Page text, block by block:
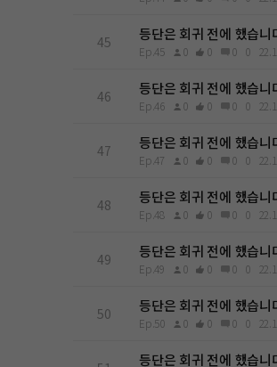
45 등단은 회귀 전에 했습니
Ep.45 0 0 0 0
46 등단은 회귀 전에 했습니
Ep.46 0 0 0 0
47 등단은 회귀 전에 했습니
Ep.47 0 0 0 0
48 등단은 회귀 전에 했습니
Ep.48 0 0 0 0
49 등단은 회귀 전에 했습니
Ep.49 0 0 0 0
50 등단은 회귀 전에 했습니
Ep.50 0 0 0 0
등단은 회귀 전에 했습니